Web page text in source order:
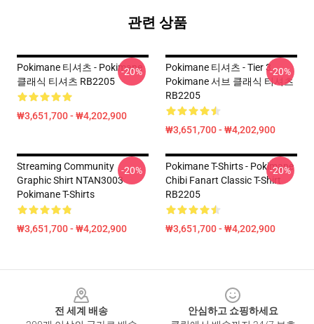
관련 상품
Pokimane 티셔츠 - Pokimane
클래식 티셔츠 RB2205
₩3,651,700 - ₩4,202,900
-20%
Pokimane 티셔츠 - Tier 3
Pokimane 서브 클래식 티셔츠
RB2205
₩3,651,700 - ₩4,202,900
-20%
Streaming Community
Graphic Shirt NTAN3003
Pokimane T-Shirts
₩3,651,700 - ₩4,202,900
-20%
Pokimane T-Shirts - Pokimane
Chibi Fanart Classic T-Shirt
RB2205
₩3,651,700 - ₩4,202,900
-20%
전 세계 배송
안심하고 쇼핑하세요